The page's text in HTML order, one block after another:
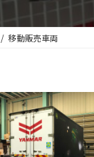
移動販売車両